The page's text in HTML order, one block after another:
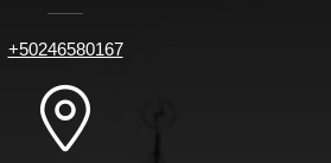
+50246580167